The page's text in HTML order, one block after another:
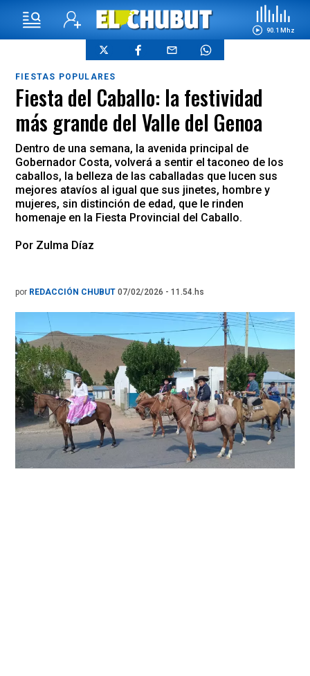
90.1 Mhz
FIESTAS POPULARES
Fiesta del Caballo: la festividad
más grande del Valle del Genoa
Dentro de una semana, la avenida principal de
Gobernador Costa, volverá a sentir el taconeo de los
caballos, la belleza de las caballadas que lucen sus
mejores atavíos al igual que sus jinetes, hombre y
mujeres, sin distinción de edad, que le rinden
homenaje en la Fiesta Provincial del Caballo.
Por Zulma Díaz
por REDACCIÓN CHUBUT 07/02/2026 - 11.54.hs